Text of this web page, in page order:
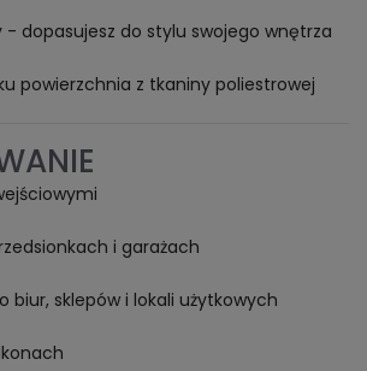
- dopasujesz do stylu swojego wnętrza
powierzchnia z tkaniny poliestrowej
i garażach
biur, sklepów i lokali użytkowych